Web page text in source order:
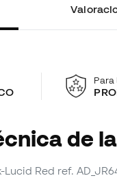
Para
de
Lucid Red ref.